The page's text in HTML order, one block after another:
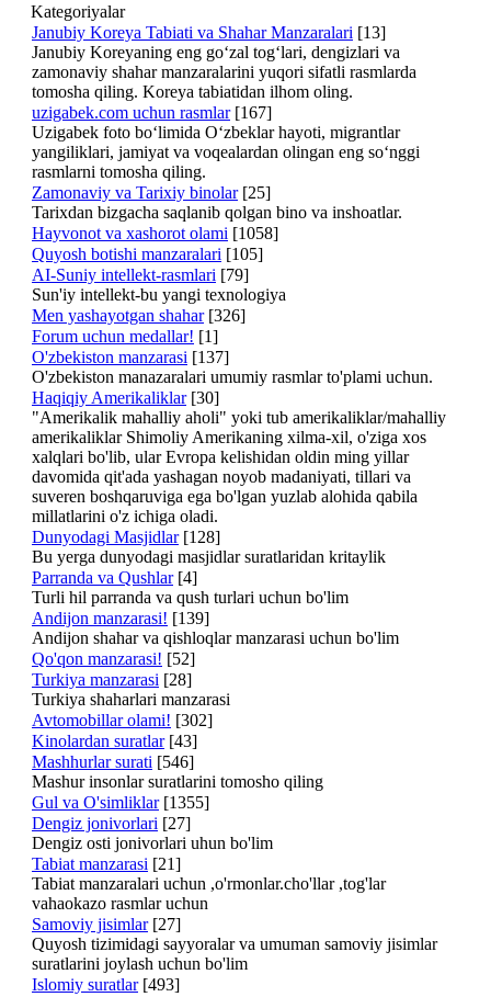
Kategoriyalar
Janubiy Koreya Tabiati va Shahar Manzaralari [13]
Janubiy Koreyaning eng go‘zal tog‘lari, dengizlari va
zamonaviy shahar manzaralarini yuqori sifatli rasmlarda
tomosha qiling. Koreya tabiatidan ilhom oling.
uzigabek.com uchun rasmlar [167]
Uzigabek foto bo‘limida O‘zbeklar hayoti, migrantlar
yangiliklari, jamiyat va voqealardan olingan eng so‘nggi
rasmlarni tomosha qiling.
Zamonaviy va Tarixiy binolar [25]
Tarixdan bizgacha saqlanib qolgan bino va inshoatlar.
Hayvonot va xashorot olami [1058]
Quyosh botishi manzaralari [105]
AI-Suniy intellekt-rasmlari [79]
Sun'iy intellekt-bu yangi texnologiya
Men yashayotgan shahar [326]
Forum uchun medallar! [1]
O'zbekiston manzarasi [137]
O'zbekiston manazaralari umumiy rasmlar to'plami uchun.
Haqiqiy Amerikaliklar [30]
"Amerikalik mahalliy aholi" yoki tub amerikaliklar/mahalliy
amerikaliklar Shimoliy Amerikaning xilma-xil, o'ziga xos
xalqlari bo'lib, ular Evropa kelishidan oldin ming yillar
davomida qit'ada yashagan noyob madaniyati, tillari va
suveren boshqaruviga ega bo'lgan yuzlab alohida qabila
millatlarini o'z ichiga oladi.
Dunyodagi Masjidlar [128]
Bu yerga dunyodagi masjidlar suratlaridan kritaylik
Parranda va Qushlar [4]
Turli hil parranda va qush turlari uchun bo'lim
Andijon manzarasi! [139]
Andijon shahar va qishloqlar manzarasi uchun bo'lim
Qo'qon manzarasi! [52]
Turkiya manzarasi [28]
Turkiya shaharlari manzarasi
Avtomobillar olami! [302]
Kinolardan suratlar [43]
Mashhurlar surati [546]
Mashur insonlar suratlarini tomosho qiling
Gul va O'simliklar [1355]
Dengiz jonivorlari [27]
Dengiz osti jonivorlari uhun bo'lim
Tabiat manzarasi [21]
Tabiat manzaralari uchun ,o'rmonlar.cho'llar ,tog'lar
vahaokazo rasmlar uchun
Samoviy jisimlar [27]
Quyosh tizimidagi sayyoralar va umuman samoviy jisimlar
suratlarini joylash uchun bo'lim
Islomiy suratlar [493]